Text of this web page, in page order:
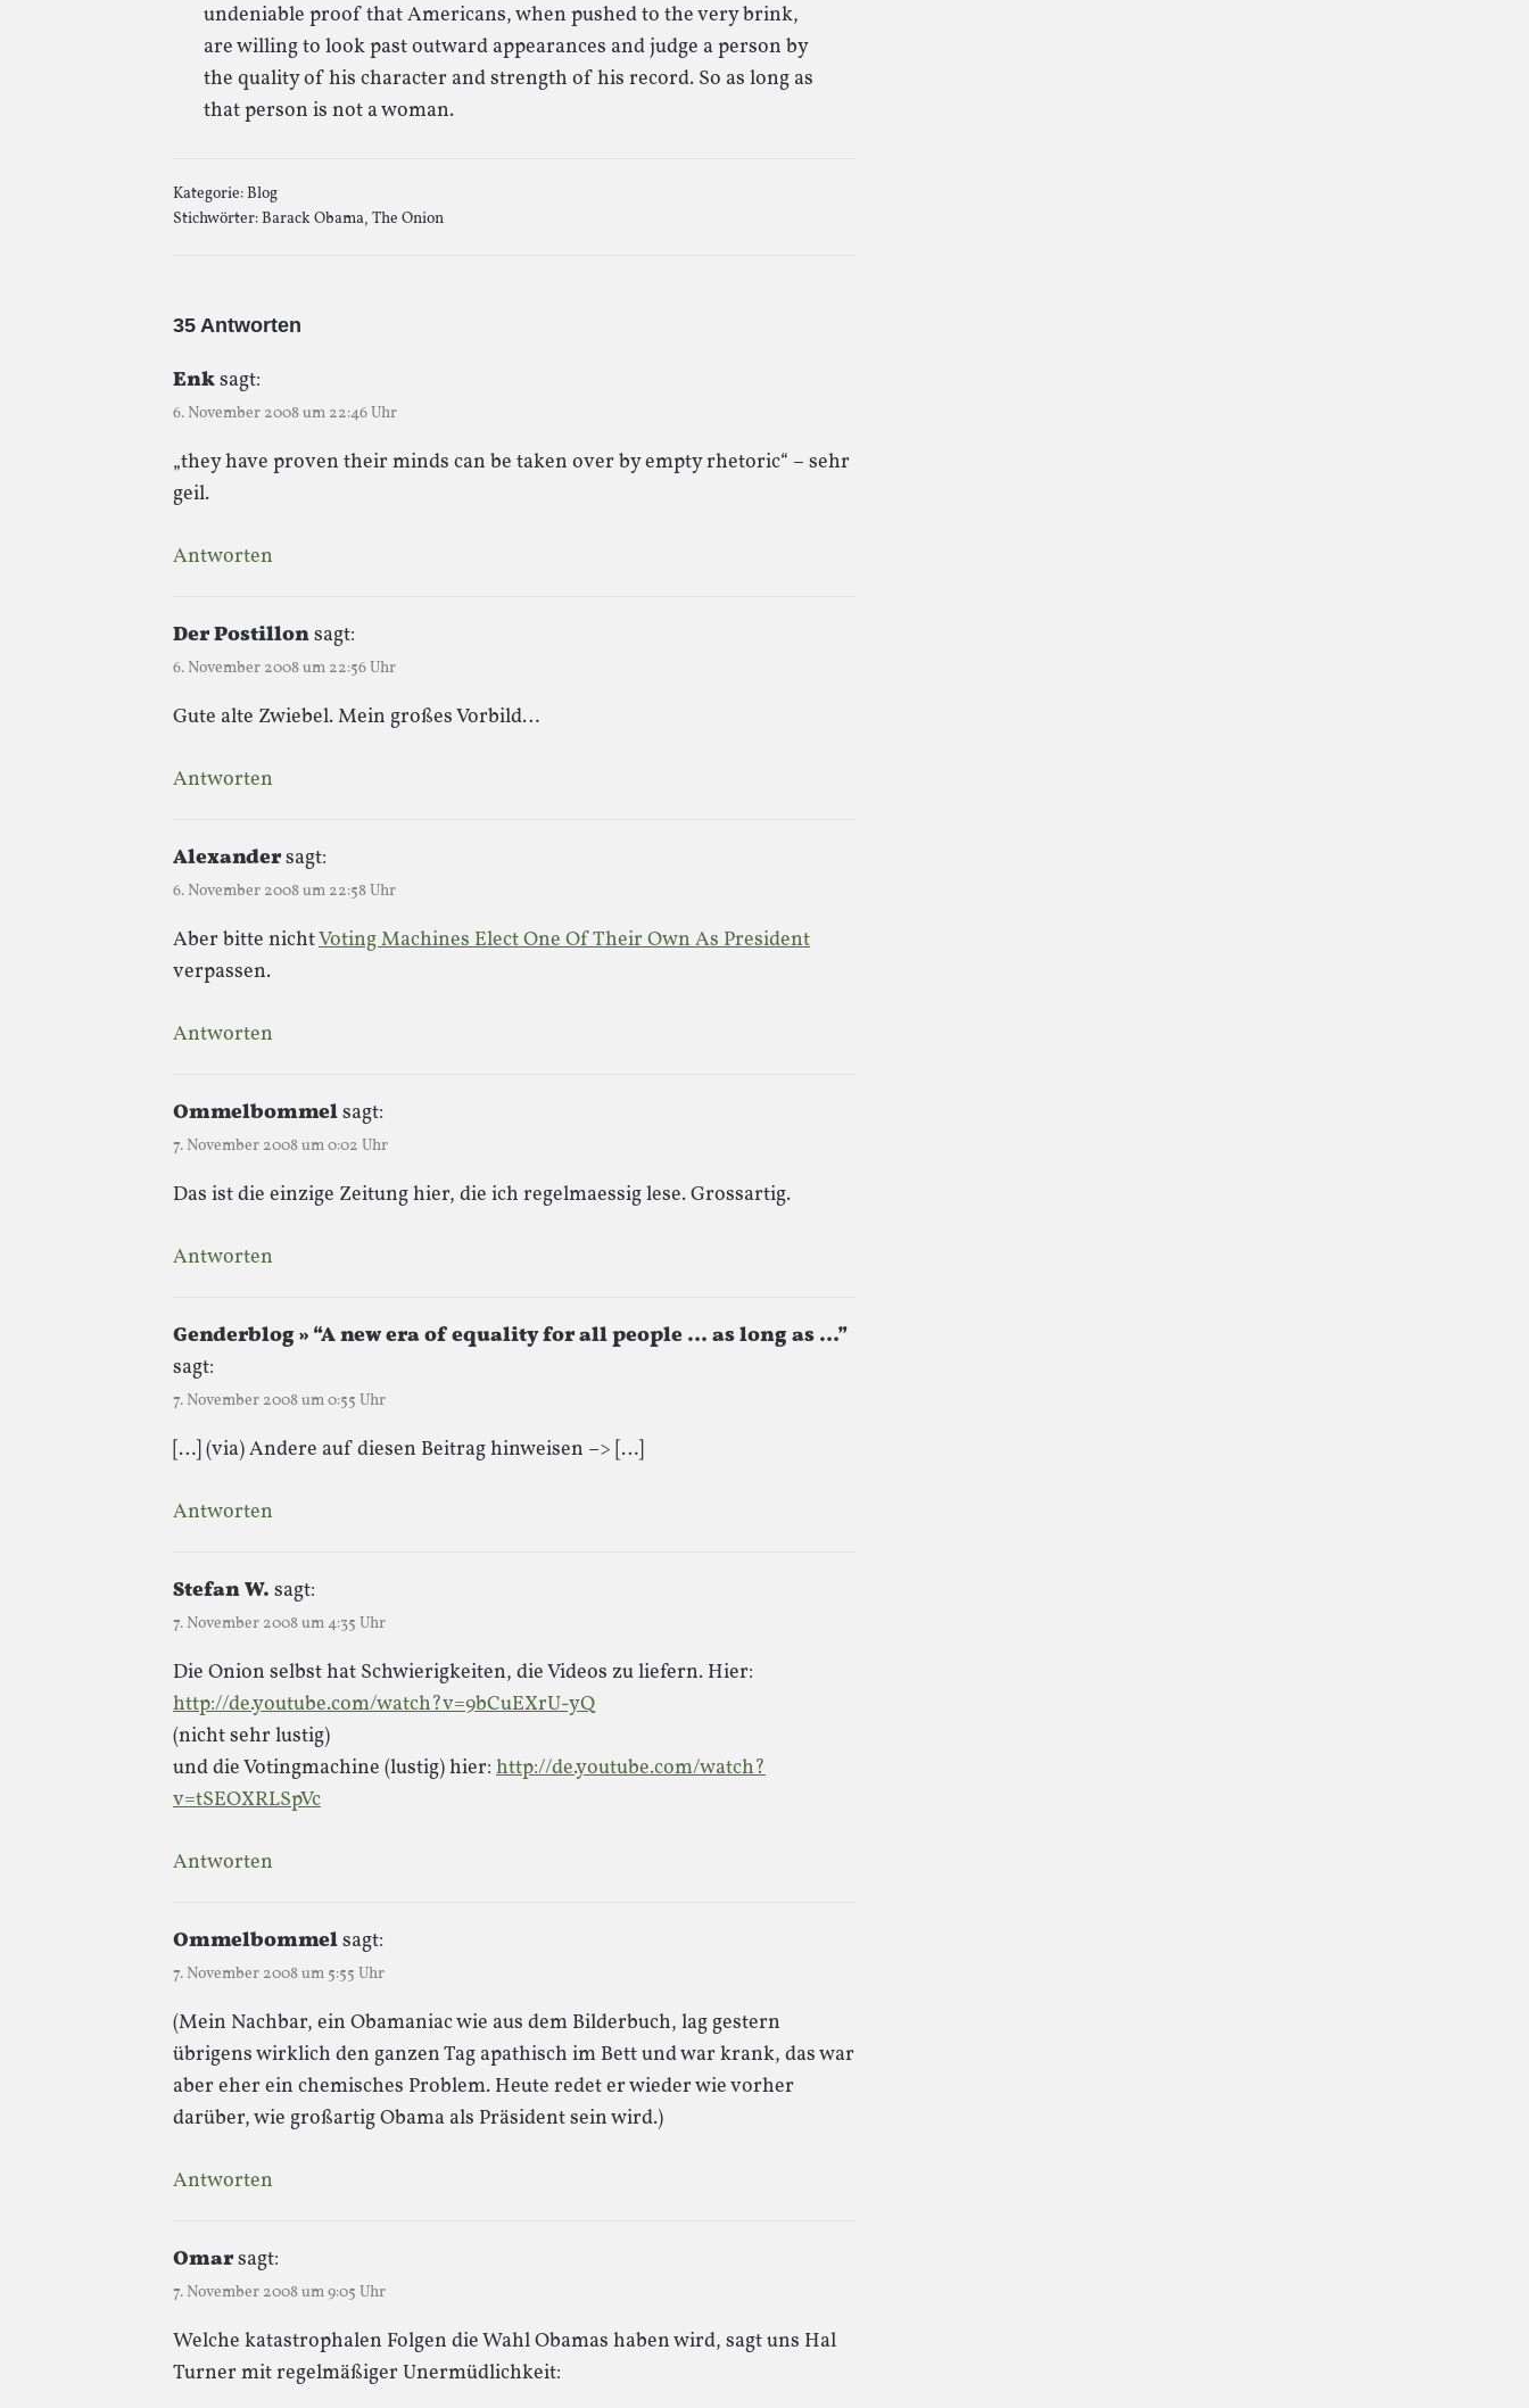
undeniable proof that Americans, when pushed to the very brink,
are willing to look past outward appearances and judge a person by
the quality of his character and strength of his record. So as long as
that person is not a woman.
Kategorie:Blog
Stichwörter:Barack Obama, The Onion
35 Antworten
Enksagt:
6. November 2008 um 22:46 Uhr
„they have proven their minds can be taken over by empty rhetoric“ – sehr
geil.
Antworten
Der Postillonsagt:
6. November 2008 um 22:56 Uhr
Gute alte Zwiebel. Mein großes Vorbild…
Antworten
Alexandersagt:
6. November 2008 um 22:58 Uhr
Aber bitte nichtVoting Machines Elect One Of Their Own As President
verpassen.
Antworten
Ommelbommelsagt:
7. November 2008 um 0:02 Uhr
Das ist die einzige Zeitung hier, die ich regelmaessig lese. Grossartig.
Antworten
Genderblog » “A new era of equality for all people … as long as …”
sagt:
7. November 2008 um 0:55 Uhr
[…] (via) Andere auf diesen Beitrag hinweisen –> […]
Antworten
Stefan W. sagt:
7. November 2008 um 4:35 Uhr
Die Onion selbst hat Schwierigkeiten, die Videos zu liefern. Hier:
http://de.youtube.com/watch?v=9bCuEXrU-yQ
(nicht sehr lustig)
und die Votingmachine (lustig) hier: http://de.youtube.com/watch?
v=tSEOXRLSpVc
Antworten
Ommelbommelsagt:
7. November 2008 um 5:55 Uhr
(Mein Nachbar, ein Obamaniac wie aus dem Bilderbuch, lag gestern
übrigens wirklich den ganzen Tag apathisch im Bett und war krank, das war
aber eher ein chemisches Problem. Heute redet er wieder wie vorher
darüber, wie großartig Obama als Präsident sein wird.)
Antworten
Omarsagt:
7. November 2008 um 9:05 Uhr
Welche katastrophalen Folgen die Wahl Obamas haben wird, sagt uns Hal
Turner mit regelmäßiger Unermüdlichkeit: